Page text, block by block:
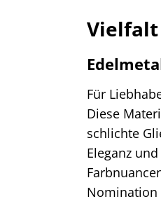
Vielfalt
Für
Diese
schlichte
Eleganz
Nomination